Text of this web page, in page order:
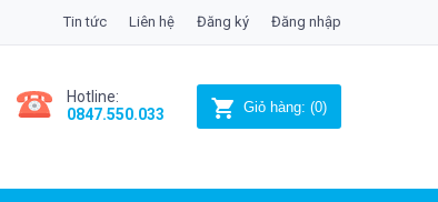
Tin tức Liên hệ Đăng ký Đăng nhập
Hotline:
0847.550.033
Giỏ hàng: (0)